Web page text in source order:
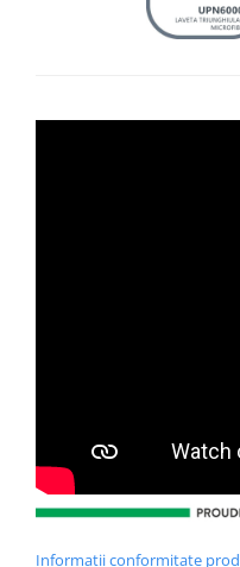
Informatii conformitate